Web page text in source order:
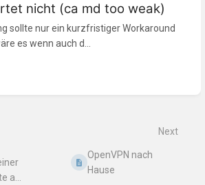
nicht (ca md too weak)
sollte nur ein kurzfristiger Workaround
es wenn auch d...
a...
Next
OpenVPN nach
Hause